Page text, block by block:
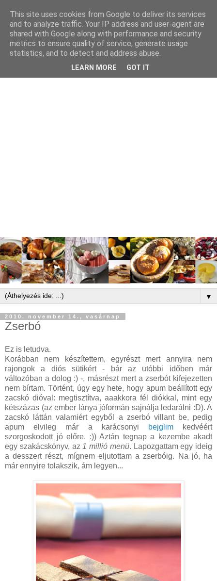
▼
2010. november 14., vasárnap
Zserbó
Ez is letudva.
Korábban nem készítettem, egyrészt mert annyira nem
rajongok a diós sütikért - bár az utóbbi időben már
változóban a dolog :) -, másrészt mert a zserbót kifejezetten
nem bírtam. Történt, úgy egy hete, hogy apum beállított egy
zacskó dióval: megtisztítva, aaakkora fél diókkal, mint egy
kétszázas (az ember lánya jóformán sajnálja ledarálni :D). A
zacskó láttán valamiért egyből a zserbó villant be, pedig
apum elvileg már a karácsonyi
bejglimkedvéért
szorgoskodott jó előre. :)) Aztán tegnap a kezembe akadt
egy szakácskönyv, az 1 millió menü. Lapozgattam egy ideig
a desszert részt, mígnem eljutottam a zserbóig. Na jó, ha
már ennyire tolakszik, ám legyen...
This site uses cookies from Google to deliver its services
and to analyze traffic. Your IP address and user-agent are
shared with Google along with performance and security
metrics to ensure quality of service, generate usage
statistics, and to detect and address abuse.
LEARN MORE GOT IT